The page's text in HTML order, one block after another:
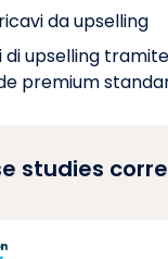
da upselling
di upselling
premium
studies